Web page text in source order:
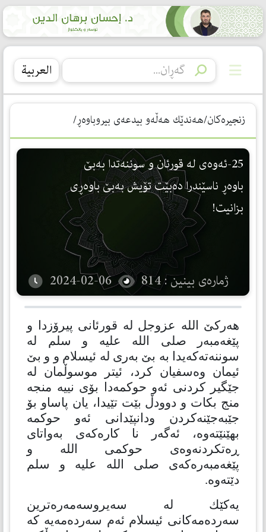
العربیة
زنجیرەکان/هەندێك هەڵەو بیدعەی بیروباوەڕ/
25-ئەوەی لە قورئان و سوننەتدا بەبێ
باوەڕ ناسێندرا دەبێت تۆیش بەبێ باوەڕی
بزانیت!
ژمارەی بینین : 814 2024-02-06
هەركێ الله عزوجل لە قورئانی پیرۆزدا و
پێغەمبەر صلی الله علیه و سلم لە
سوننەتەكەیدا بە بێ بەری لە ئیسلام و و بێ
ئیمان وەسفیان كرد، ئیتر موسوڵمان لە
جێگیر كردنی ئەو حوكمەدا بۆی نییە منجە
منج بكات و دوودڵ بێت تێیدا، یان پاساو بۆ
جێبەجێنەكردن ودانپێدانی ئەو حوكمە
بهێنێتەوە، ئەگەر نا كارەكەی بەواتای
ڕەتكردنەوەی حوكمی الله و
پێغەمبەرەكەی صلی الله علیه و سلم
دێتەوە.
یەكێك لە سەیروسەمەرەترین
سەردەمەكانی ئیسلام ئەم سەردەمەیە كە